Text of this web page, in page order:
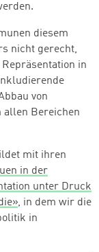
diesem
nicht gerecht,
in
von
Bereichen
mit ihren
in der
unter Druck
, in dem wir die
in